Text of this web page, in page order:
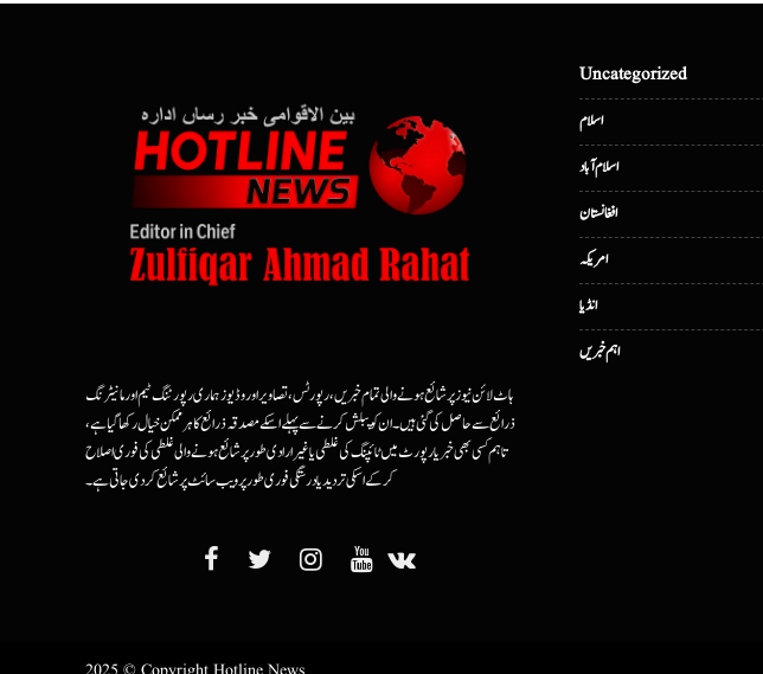
ہاٹ لائن نیوز پر شائع ہونے والی تمام خبریں، رپورٹس، تصاویر اور وڈیوز ہماری رپورٹنگ ٹیم اور مانیٹرنگ
ذرائع سے حاصل کی گئی ہیں۔ ان کو پبلش کرنے سے پہلے اسکے مصدقہ ذرائع کا ہرممکن خیال رکھا گیا ہے،
تاہم کسی بھی خبر یا رپورٹ میں ٹائپنگ کی غلطی یا غیرارادی طور پر شائع ہونے والی غلطی کی فوری اصلاح
کرکے اسکی تردید یا درستگی فوری طور پر ویب سائٹ پر شائع کردی جاتی ہے۔
Uncategorized
اسلام
اسلام آباد
افغانستان
امریکہ
انڈیا
اہم خبریں